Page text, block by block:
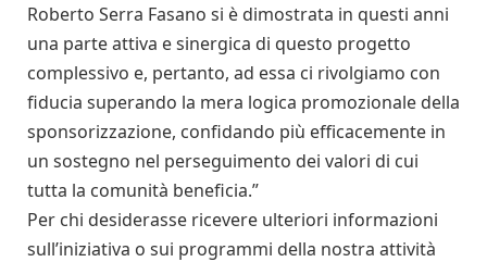
Roberto Serra Fasano si è dimostrata in questi anni
una parte attiva e sinergica di questo progetto
complessivo e, pertanto, ad essa ci rivolgiamo con
fiducia superando la mera logica promozionale della
sponsorizzazione, confidando più efficacemente in
un sostegno nel perseguimento dei valori di cui
tutta la comunità beneficia.”
Per chi desiderasse ricevere ulteriori informazioni
sull’iniziativa o sui programmi della nostra attività